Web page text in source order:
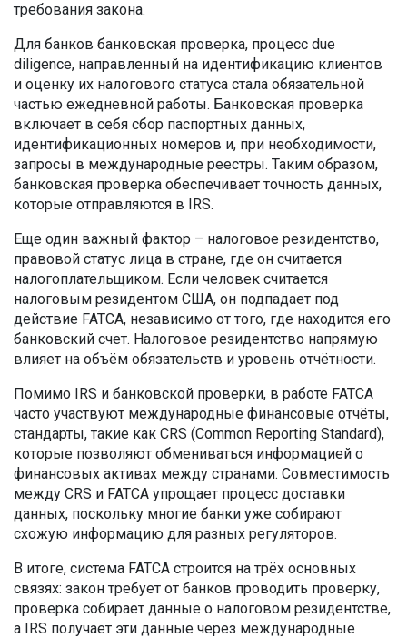
требования закона.
Для банков банковская проверка, процесс due
diligence, направленный на идентификацию клиентов
и оценку их налогового статуса стала обязательной
частью ежедневной работы. Банковская проверка
включает в себя сбор паспортных данных,
идентификационных номеров и, при необходимости,
запросы в международные реестры. Таким образом,
банковская проверка обеспечивает точность данных,
которые отправляются в IRS.
Еще один важный фактор – налоговое резидентство,
правовой статус лица в стране, где он считается
налогоплательщиком. Если человек считается
налоговым резидентом США, он подпадает под
действие FATCA, независимо от того, где находится его
банковский счет. Налоговое резидентство напрямую
влияет на объём обязательств и уровень отчётности.
Помимо IRS и банковской проверки, в работе FATCA
часто участвуют международные финансовые отчёты,
стандарты, такие как CRS (Common Reporting Standard),
которые позволяют обмениваться информацией о
финансовых активах между странами. Совместимость
между CRS и FATCA упрощает процесс доставки
данных, поскольку многие банки уже собирают
схожую информацию для разных регуляторов.
В итоге, система FATCA строится на трёх основных
связях: закон требует от банков проводить проверку,
проверка собирает данные о налоговом резидентстве,
а IRS получает эти данные через международные